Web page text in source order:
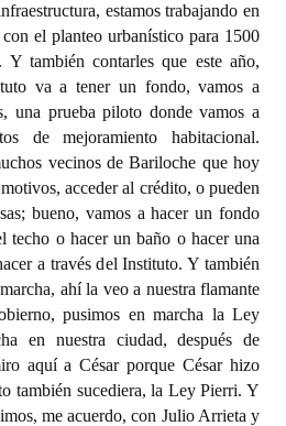
estamos trabajando en
el planteo urbanístico para 1500
Y también contarles que este año,
va a tener un fondo, vamos a
una prueba piloto donde vamos a
de mejoramiento habitacional.
vecinos de Bariloche que hoy
acceder al crédito, o pueden
bueno, vamos a hacer un fondo
techo o hacer un baño o hacer una
a través del Instituto. Y también
ahí la veo a nuestra flamante
pusimos en marcha la Ley
en nuestra ciudad, después de
aquí a César porque César hizo
también sucediera, la Ley Pierri. Y
me acuerdo, con Julio Arrieta y